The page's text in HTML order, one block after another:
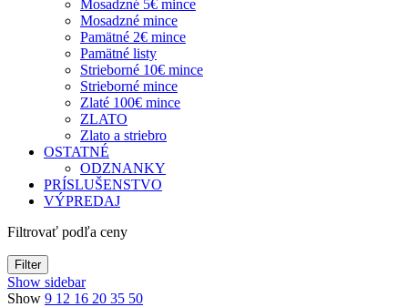
Mosadzné 5€ mince
Mosadzné mince
Pamätné 2€ mince
Pamätné listy
Strieborné 10€ mince
Strieborné mince
Zlaté 100€ mince
ZLATO
Zlato a striebro
OSTATNÉ
ODZNANKY
PRÍSLUŠENSTVO
VÝPREDAJ
Filtrovať podľa ceny
Filter
Show sidebar
Show 9 12 16 20 35 50